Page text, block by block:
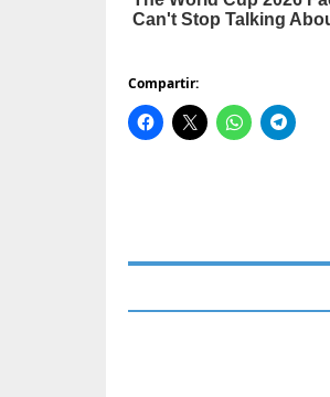
Compartir: